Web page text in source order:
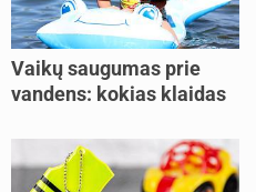
Vaikų saugumas prie
vandens: kokias klaidas